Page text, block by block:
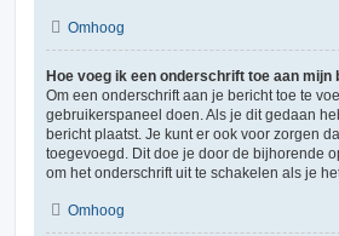
Omhoog
Hoe voeg ik een onderschrift toe aan mijn
Om een onderschrift aan je bericht toe te
gebruikerspaneel doen. Als je dit gedaan
bericht plaatst. Je kunt er ook voor zorgen
toegevoegd. Dit doe je door de bijhorende
om het onderschrift uit te schakelen als je
Omhoog